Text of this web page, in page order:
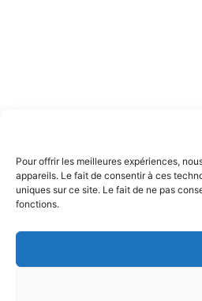
Pour offrir les meilleures expériences,
appareils. Le fait de consentir à ces
uniques sur ce site. Le fait de ne pas
fonctions.